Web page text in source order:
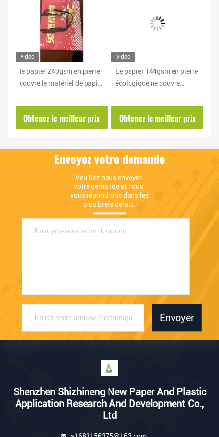
vidéo
le papier 240gsm en pierre
couvre le matériel de papier
étanche à l'humidité
Obtenez le meilleur prix
vidéo
Le papier 144gsm en pierre
écologique ne couvre
besoins du client par
pollution
Obtenez le meilleur prix
Envoyez votre demande
Veuillez nous envoyer
votre demande et nous
vous répondrons dans les
plus brefs délais.
Envoyer
Shenzhen Shizhineng New Paper And Plastic
Application Research And Development Co.,
Ltd